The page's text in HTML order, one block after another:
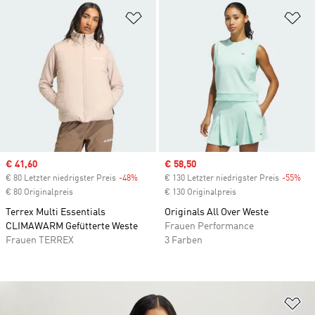
Zur Wunschliste hinzufügen
Sale price
€ 41,60
€ 80 Letzter niedrigster Preis -48% Discount
€ 80 Originalpreis
Terrex Multi Essentials
CLIMAWARM Gefütterte Weste
Frauen TERREX
Sale price
€ 58,50
€ 130 Letzter niedrigster Preis -55%
€ 130 Originalpreis
Originals All Over Weste
Frauen Performance
3 Farben